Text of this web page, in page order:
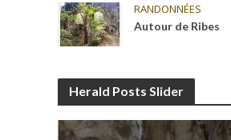
RANDONNÉES
Autour de Ribes
Herald Posts Slider